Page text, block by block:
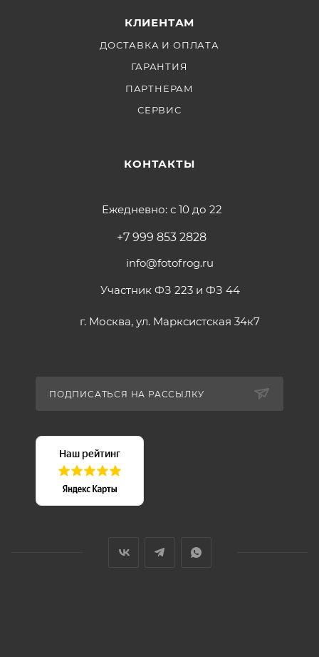
КЛИЕНТАМ
ДОСТАВКА И ОПЛАТА
ГАРАНТИЯ
ПАРТНЕРАМ
СЕРВИС
КОНТАКТЫ
Ежедневно: с 10 до 22
+7 999 853 2828
info@fotofrog.ru
Участник ФЗ 223 и ФЗ 44
г. Москва, ул. Марксистская 34к7
ПОДПИСАТЬСЯ НА РАССЫЛКУ